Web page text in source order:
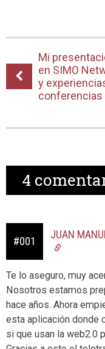
Mi
en SIMO
y
conferencias
4
#001
JUAN
Te lo aseguro, muy
Nosotros estamos
hace años. Ahora
esta aplicación donde
si que usan la web2.0